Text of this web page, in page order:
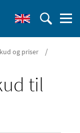
og priser /
til